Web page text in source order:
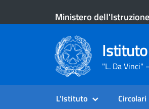
Ministero
"L. Da Vinci"
L’Istituto Circolari